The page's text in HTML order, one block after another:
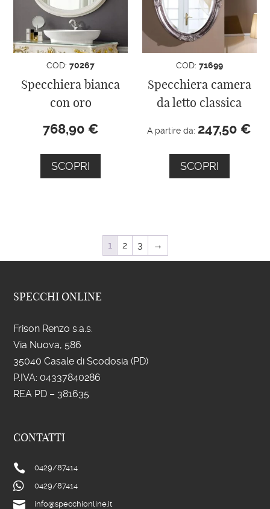
COD:70267
Specchiera bianca
con oro
768,90 €
SCOPRI
COD: 71699
Specchiera camera
da letto classica
A partire da: 247,50 €
SCOPRI
1 2 3 →
SPECCHI ONLINE
Frison Renzo s.a.s.
Via Nuova, 586
35040 Casale di Scodosia (PD)
P.IVA: 04337840286
REA PD – 381635
CONTATTI
 0429/87414
 0429/87414
 info@specchionline.it